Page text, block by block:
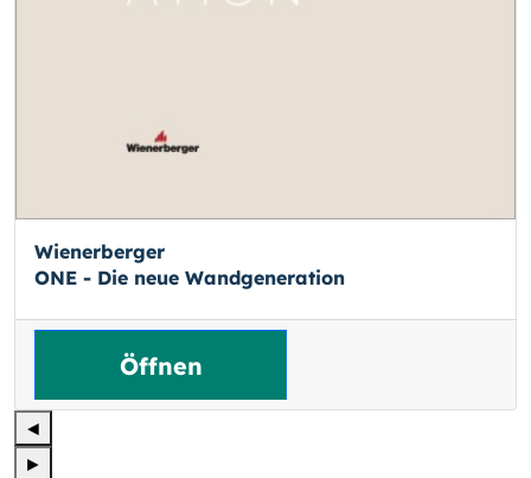
Wienerberger
ONE - Die neue Wandgeneration
Öffnen
◄
►